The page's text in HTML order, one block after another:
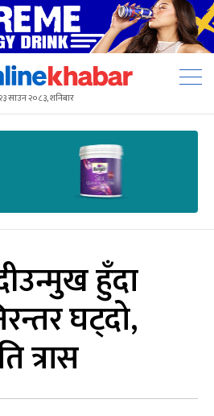
साउन २०८३, शनिबार
हुँदा
घट्दो,
त्रास